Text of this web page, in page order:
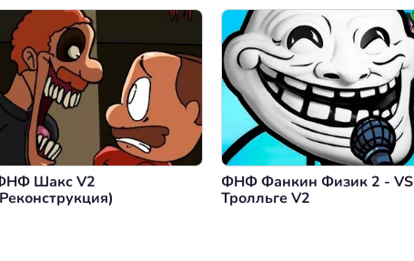
Шакс V2
ФНФ Фанкин Физик 2 - VS
Тролльге V2